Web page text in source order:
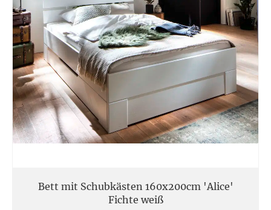
Bett mit Schubkästen 160x200cm 'Alice'
Fichte weiß